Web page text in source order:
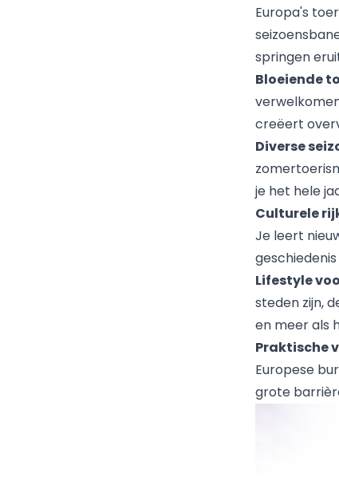
Europa's
springen
Bloeiende
creëert
Diverse
je het hele
Culturele
Je leert
Lifestyle
steden zijn,
en meer als
Praktische
Europese
grote